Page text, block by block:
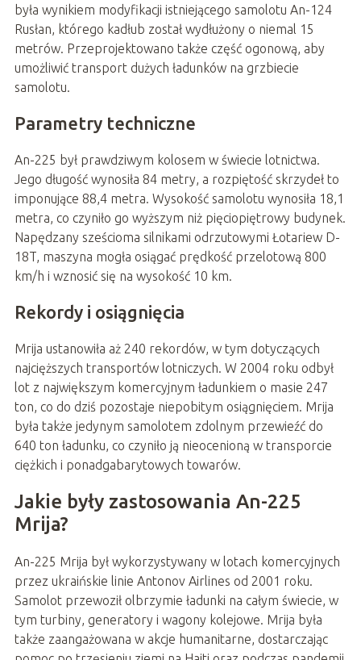
była wynikiem modyfikacji istniejącego samolotu An-124
Rusłan, którego kadłub został wydłużony o niemal 15
metrów. Przeprojektowano także część ogonową, aby
umożliwić transport dużych ładunków na grzbiecie
samolotu.
Parametry techniczne
An-225 był prawdziwym kolosem w świecie lotnictwa.
Jego długość wynosiła 84 metry, a rozpiętość skrzydeł to
imponujące 88,4 metra. Wysokość samolotu wynosiła 18,1
metra, co czyniło go wyższym niż pięciopiętrowy budynek.
Napędzany sześcioma silnikami odrzutowymi Łotariew D-
18T, maszyna mogła osiągać prędkość przelotową 800
km/h i wznosić się na wysokość 10 km.
Rekordy i osiągnięcia
Mrija ustanowiła aż 240 rekordów, w tym dotyczących
najcięższych transportów lotniczych. W 2004 roku odbył
lot z największym komercyjnym ładunkiem o masie 247
ton, co do dziś pozostaje niepobitym osiągnięciem. Mrija
była także jedynym samolotem zdolnym przewieźć do
640 ton ładunku, co czyniło ją nieocenioną w transporcie
ciężkich i ponadgabarytowych towarów.
Jakie były zastosowania An-225
Mrija?
An-225 Mrija był wykorzystywany w lotach komercyjnych
przez ukraińskie linie Antonov Airlines od 2001 roku.
Samolot przewoził olbrzymie ładunki na całym świecie, w
tym turbiny, generatory i wagony kolejowe. Mrija była
także zaangażowana w akcje humanitarne, dostarczając